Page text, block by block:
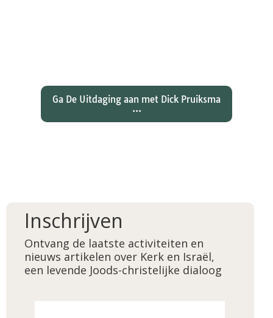
Ga De Uitdaging aan met Dick Pruiksma
...
Inschrijven
Ontvang de laatste activiteiten en
nieuws artikelen over Kerk en Israël,
een levende Joods-christelijke dialoog